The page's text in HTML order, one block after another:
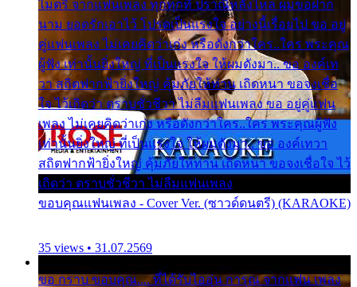
ไมตรี จากแฟนเพลง ทุกทุกที่ ปราณีหลั่งไหล ผมขอฝาก
นาม ยอดรักเอาไว้ โปรดเป็นแรงใจ อย่างนี้เรื่อยไป ขอ อยู่
คู่แฟนเพลง ไม่เคยคิดว่าเก่ง หรือดังกว่าใคร..ใคร พระคุณ
ผู้ฟัง เท่านั้นยิ่งใหญ่ ที่เป็นแรงใจ ให้ผมดังมา.. ขอ องค์เท
วา สถิตฟากฟ้ายิ่งใหญ่ คุ้มภัยให้ท่าน เถิดหนา ขอจงเชื่อ
ใจ ไว้เถิดว่า ตราบชั่วชีวา ไม่ลืมแฟนเพลง ขอ อยู่คู่แฟน
เพลง ไม่เคยคิดว่าเก่ง หรือดังกว่าใคร..ใคร พระคุณผู้ฟัง
เท่านั้นยิ่งใหญ่ ที่เป็นแรงใจ ให้ผมดังมา.. ขอ องค์เทวา
สถิตฟากฟ้ายิ่งใหญ่ คุ้มภัยให้ท่าน เถิดหนา ขอจงเชื่อใจ ไว้
เถิดว่า ตราบชั่วชีวา ไม่ลืมแฟนเพลง
ขอบคุณแฟนเพลง - Cover Ver. (ซาวด์ดนตรี) (KARAOKE)
35 views • 31.07.2569
ขอ กราบ ขอบคุณ.... ที่ได้รับไออุ่น การุณ จากแฟน เพลง